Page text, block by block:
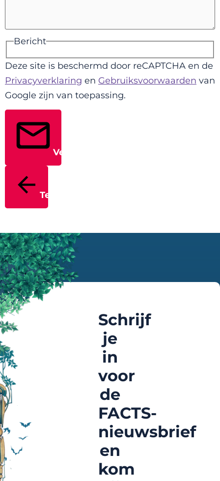
Bericht
Deze site is beschermd door reCAPTCHA en de
Privacyverklaring en Gebruiksvoorwaarden van
Google zijn van toepassing.
Verstuur
Terug
Schrijf
je
in
voor
de
FACTS-
nieuwsbrief
en
kom